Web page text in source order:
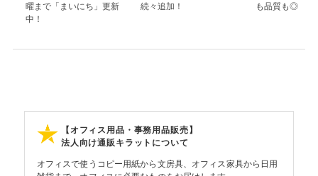
曜まで「まいにち」更新
中！
続々追加！
も品質も◎
【オフィス用品・事務用品販売】
法人向け通販キラットについて
オフィスで使うコピー用紙から文房具、オフィス家具から日用